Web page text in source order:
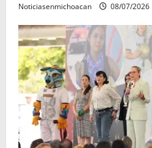
Noticiasenmichoacan 08/07/2026